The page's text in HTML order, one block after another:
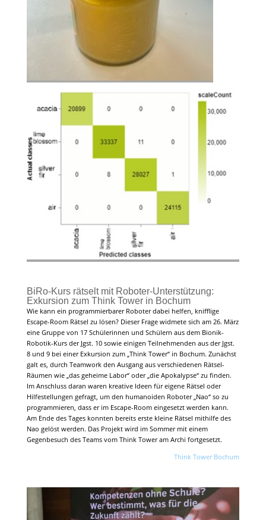
BiRo-Kurs rätselt mit Roboter-Unterstützung:
Exkursion zum Think Tower in Bochum
Wie kann ein programmierbarer Roboter dabei helfen, knifflige
Escape-Room Rätsel zu lösen? Dieser Frage widmete sich am 26. März
eine Gruppe von 17 Schülerinnen und Schülern aus dem Bionik-
Robotik-Kurs der Jgst. 10 sowie einigen Teilnehmenden aus der Jgst.
8 und 9 bei einer Exkursion zum „Think Tower“ in Bochum. Zunächst
galt es, durch Teamwork den Ausgang aus verschiedenen Rätsel-
Räumen wie „das geheime Labor“ oder „die Apokalypse“ zu finden.
Im Anschluss daran waren kreative Ideen für eigene Rätsel oder
Hilfestellungen gefragt, um den humanoiden Roboter „Nao“ so zu
programmieren, dass er im Escape-Room eingesetzt werden kann.
Am Ende des Tages konnten bereits erste kleine Rätsel mithilfe des
Nao gelöst werden. Das Projekt wird im Sommer mit einem
Gegenbesuch des Teams vom Think Tower am Archi fortgesetzt.
Think Tower Bochum